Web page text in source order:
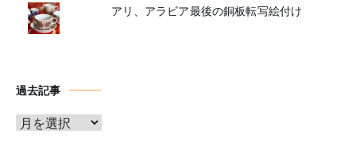
アリ、アラビア最後の銅板転写絵付け
過去記事
ア